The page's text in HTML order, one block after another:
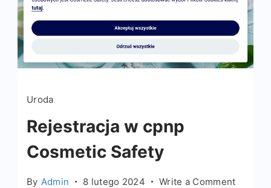
Uroda
Rejestracja w cpnp
Cosmetic Safety
By Admin 8 lutego 2024 Write a Commenton